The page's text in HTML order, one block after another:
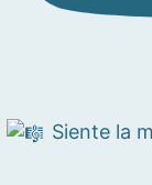
Siente la